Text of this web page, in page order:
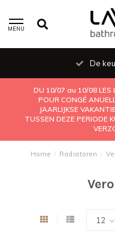
MENU
De
DU 10/07 au 10/08 LES
POUR CONGÉ
JAARLIJKSE
TUSSEN DEZE PERIODE
Home / Radiatoren /